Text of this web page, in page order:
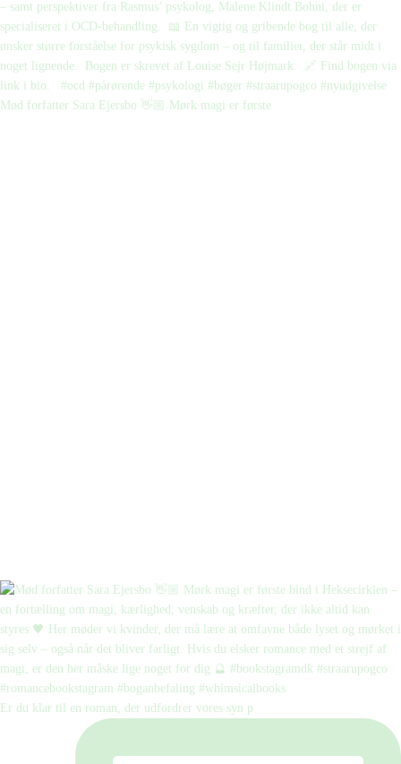
Mød forfatter Sara Ejersbo 👋🏼 Mørk magi er første
Er du klar til en roman, der udfordrer vores syn p